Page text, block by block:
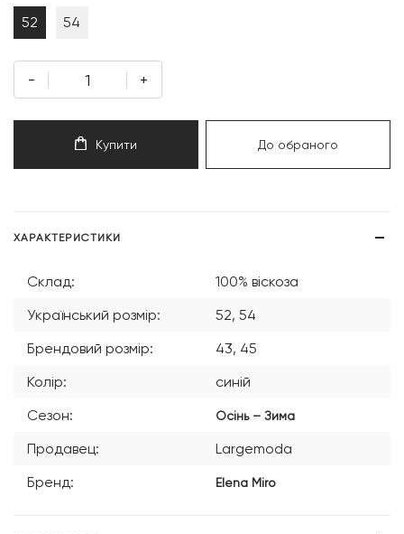
52 54
- +
Купити До обраного
ХАРАКТЕРИСТИКИ
Склад:
100% віскоза
Український розмір:
52, 54
Брендовий розмір:
43, 45
Колір:
синій
Сезон:
Осінь – Зима
Продавец:
Largemoda
Бренд:
Elena Miro